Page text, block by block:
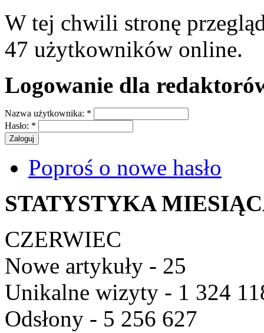
W tej chwili stronę
47 użytkowników online.
Logowanie dla
Nazwa użytkownika: *
Hasło: *
Poproś o nowe hasło
STATYSTYKA
CZERWIEC
Nowe artykuły - 25
Unikalne wizyty - 1 324
Odsłony - 5 256 627